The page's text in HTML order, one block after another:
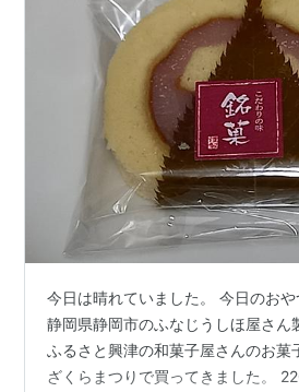
今日は晴れていました。 今日のおや
静岡県静岡市のふなじうしほ屋さん
ふるさと興津の和菓子屋さんのお菓
ざくらまつりで買ってきました。